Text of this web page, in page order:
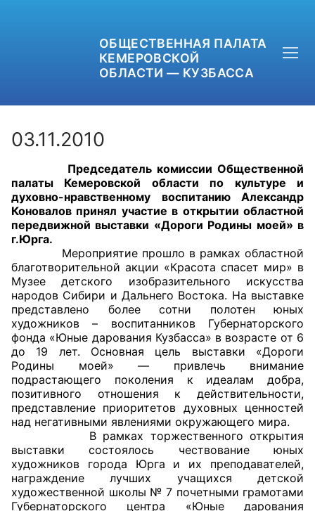
ОБЩЕСТВЕННАЯ ПАЛАТА
КЕМЕРОВСКОЙ
ОБЛАСТИ — КУЗБАССА
+7 (3842) 58-82-40
OPKO42@BK.RU
Главная
Общественные советы
Общественные советы при территориальных
органах федеральных органов
исполнительной власти
Общественные советы по проведению
независимой оценки качества условий
оказания услуг
03.11.2010
Председатель комиссии Общественной
палаты Кемеровской области по культуре и
духовно-нравственному воспитанию Александр
Коновалов принял участие в открытии областной
передвижной выставки «Дороги Родины моей» в
г.Юрга.
Мероприятие прошло в рамках областной
благотворительной акции «Красота спасет мир» в
Музее детского изобразительного искусства
народов Сибири и Дальнего Востока. На выставке
представлено более сотни полотен юных
художников – воспитанников Губернаторского
фонда «Юные дарования Кузбасса» в возрасте от 6
до 19 лет. Основная цель выставки «Дороги
Родины моей» — привлечь внимание
подрастающего поколения к идеалам добра,
позитивного отношения к действительности,
представление приоритетов духовных ценностей
над негативными явлениями окружающего мира.
В рамках торжественного открытия
выставки состоялось чествование юных
художников города Юрга и их преподавателей,
награждение лучших учащихся детской
художественной школы № 7 почетными грамотами
Губернаторского центра «Юные дарования